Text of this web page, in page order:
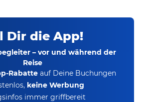
Dir die App!
– vor und während der
Reise
Rabatte auf Deine Buchungen
keine Werbung
immer griffbereit